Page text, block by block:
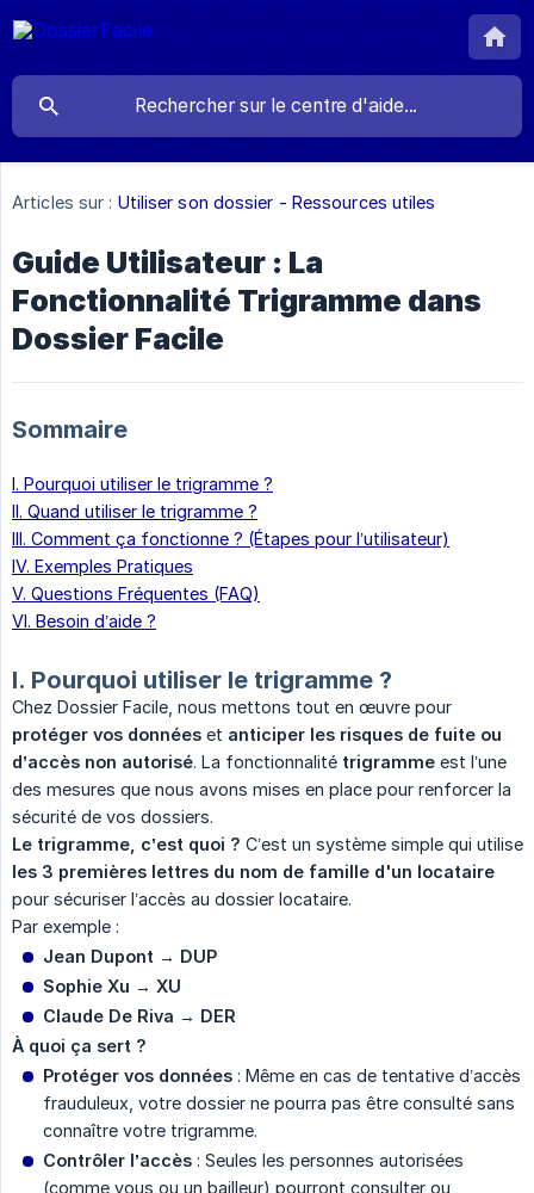
Articles sur : Utiliser son dossier - Ressources utiles
Guide Utilisateur : La
Fonctionnalité Trigramme dans
Dossier Facile
Sommaire
I. Pourquoi utiliser le trigramme ?
II. Quand utiliser le trigramme ?
III. Comment ça fonctionne ? (Étapes pour l’utilisateur)
IV. Exemples Pratiques
V. Questions Fréquentes (FAQ)
VI. Besoin d’aide ?
I. Pourquoi utiliser le trigramme ?
Chez Dossier Facile, nous mettons tout en œuvre pour
protéger vos données et anticiper les risques de fuite ou
d’accès non autorisé. La fonctionnalité trigramme est l’une
des mesures que nous avons mises en place pour renforcer la
sécurité de vos dossiers.
Le trigramme, c’est quoi ? C’est un système simple qui utilise
les 3 premières lettres du nom de famille d'un locataire
pour sécuriser l’accès au dossier locataire.
Par exemple :
Jean Dupont → DUP
Sophie Xu → XU
Claude De Riva → DER
À quoi ça sert ?
Protéger vos données : Même en cas de tentative d’accès
frauduleux, votre dossier ne pourra pas être consulté sans
connaître votre trigramme.
Contrôler l’accès : Seules les personnes autorisées
(comme vous ou un bailleur) pourront consulter ou